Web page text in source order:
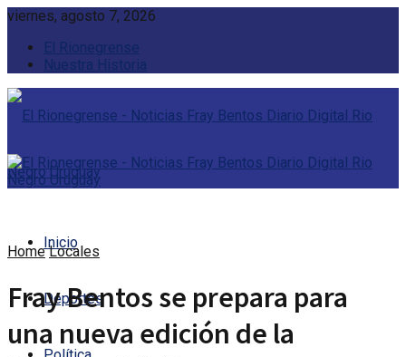
viernes, agosto 7, 2026
El Rionegrense
Nuestra Historia
Inicio
Deportes
Home Locales
Fray Bentos se prepara para
una nueva edición de la